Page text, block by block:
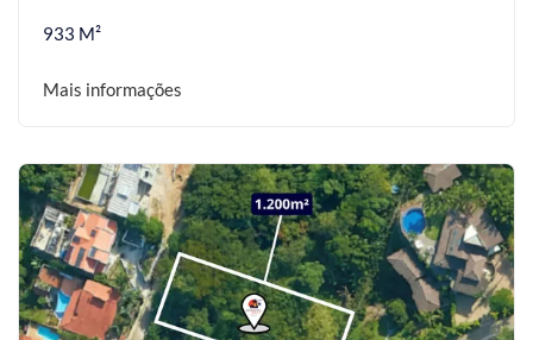
933 M²
Mais informações